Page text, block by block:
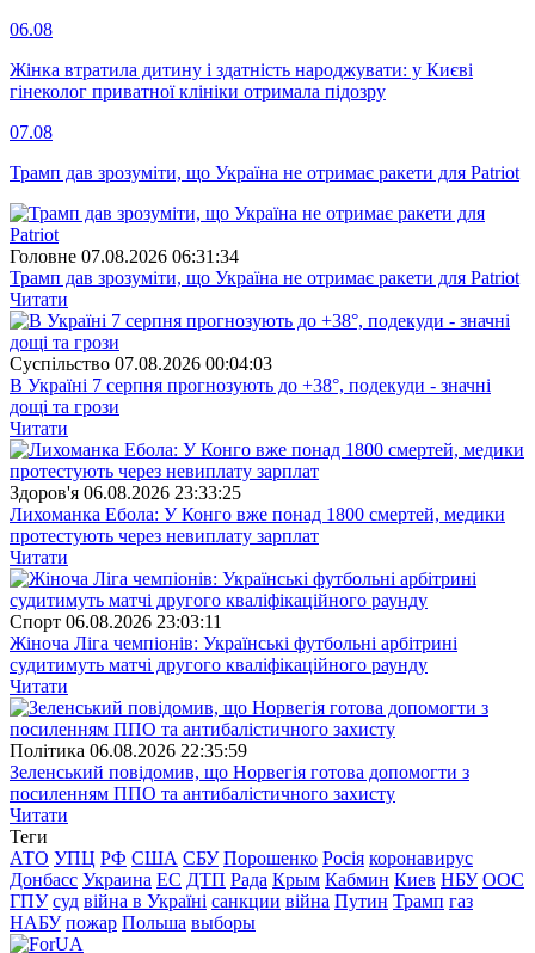
06.08
Жінка втратила дитину і здатність народжувати: у Києві
гінеколог приватної клініки отримала підозру
07.08
Трамп дав зрозуміти, що Україна не отримає ракети для Patriot
Головне 07.08.2026 06:31:34
Трамп дав зрозуміти, що Україна не отримає ракети для Patriot
Читати
Суспiльство 07.08.2026 00:04:03
В Україні 7 серпня прогнозують до +38°, подекуди - значні
дощі та грози
Читати
Здоров'я 06.08.2026 23:33:25
Лихоманка Ебола: У Конго вже понад 1800 смертей, медики
протестують через невиплату зарплат
Читати
Спорт 06.08.2026 23:03:11
Жіноча Ліга чемпіонів: Українські футбольні арбітрині
судитимуть матчі другого кваліфікаційного раунду
Читати
Полiтика 06.08.2026 22:35:59
Зеленський повідомив, що Норвегія готова допомогти з
посиленням ППО та антибалістичного захисту
Читати
Теги
АТО УПЦ РФ США СБУ Порошенко Росія коронавирус
Донбасс Украина ЕС ДТП Рада Крым Кабмин Киев НБУ ООС
ГПУ суд війна в Україні санкции війна Путин Трамп газ
НАБУ пожар Польша выборы